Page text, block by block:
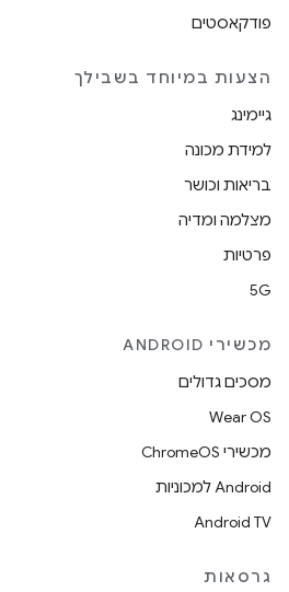
פודקאסטים
הצעות במיוחד בשבילך
גיימינג
למידת מכונה
בריאות וכושר
מצלמה ומדיה
פרטיות
5G
מכשירי ANDROID
מסכים גדולים
Wear OS
מכשירי ChromeOS
Android למכוניות
Android TV
גרסאות